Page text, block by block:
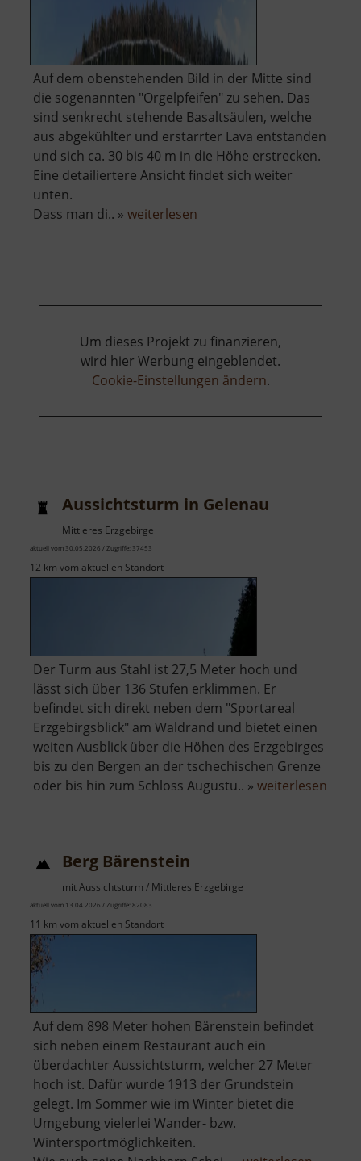
Auf dem obenstehenden Bild in der Mitte sind
die sogenannten "Orgelpfeifen" zu sehen. Das
sind senkrecht stehende Basaltsäulen, welche
aus abgekühlter und erstarrter Lava entstanden
und sich ca. 30 bis 40 m in die Höhe erstrecken.
Eine detailiertere Ansicht findet sich weiter
unten.
Dass man di.. » weiterlesen
Um dieses Projekt zu finanzieren,
wird hier Werbung eingeblendet.
Cookie-Einstellungen ändern.
Aussichtsturm in Gelenau
Mittleres Erzgebirge
aktuell vom 30.05.2026 / Zugriffe: 37453
12 km vom aktuellen Standort
Der Turm aus Stahl ist 27,5 Meter hoch und
lässt sich über 136 Stufen erklimmen. Er
befindet sich direkt neben dem "Sportareal
Erzgebirgsblick" am Waldrand und bietet einen
weiten Ausblick über die Höhen des Erzgebirges
bis zu den Bergen an der tschechischen Grenze
oder bis hin zum Schloss Augustu.. » weiterlesen
Berg Bärenstein
mit Aussichtsturm / Mittleres Erzgebirge
aktuell vom 13.04.2026 / Zugriffe: 82083
11 km vom aktuellen Standort
Auf dem 898 Meter hohen Bärenstein befindet
sich neben einem Restaurant auch ein
überdachter Aussichtsturm, welcher 27 Meter
hoch ist. Dafür wurde 1913 der Grundstein
gelegt. Im Sommer wie im Winter bietet die
Umgebung vielerlei Wander- bzw.
Wintersportmöglichkeiten.